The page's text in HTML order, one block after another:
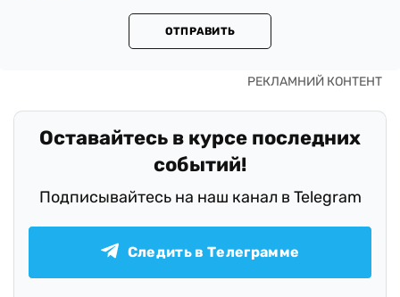
ОТПРАВИТЬ
Оставайтесь в курсе последних
событий!
Подписывайтесь на наш канал в Telegram
Следить в Телеграмме